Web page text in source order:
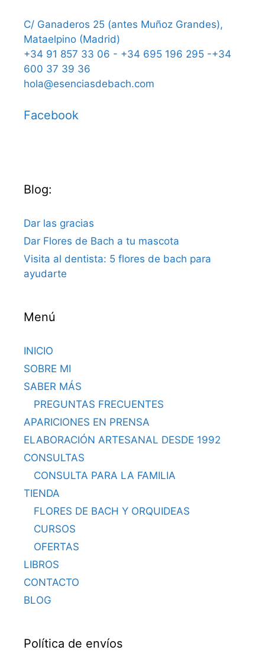
C/ Ganaderos 25 (antes Muñoz Grandes),
Mataelpino (Madrid)
+34 91 857 33 06 - +34 695 196 295 -+34
600 37 39 36
hola@esenciasdebach.com
Facebook
Blog:
Dar las gracias
Dar Flores de Bach a tu mascota
Visita al dentista: 5 flores de bach para
ayudarte
Menú
INICIO
SOBRE MI
SABER MÁS
PREGUNTAS FRECUENTES
APARICIONES EN PRENSA
ELABORACIÓN ARTESANAL DESDE 1992
CONSULTAS
CONSULTA PARA LA FAMILIA
TIENDA
FLORES DE BACH Y ORQUIDEAS
CURSOS
OFERTAS
LIBROS
CONTACTO
BLOG
Política de envíos